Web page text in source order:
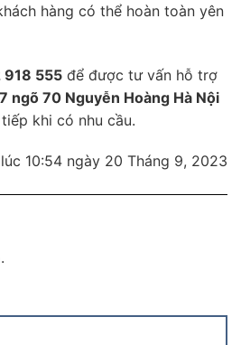
hàng có thể hoàn toàn yên
555 để được tư vấn hỗ trợ
ngõ 70 Nguyễn Hoàng Hà Nội
khi có nhu cầu.
10:54 ngày 20 Tháng 9, 2023